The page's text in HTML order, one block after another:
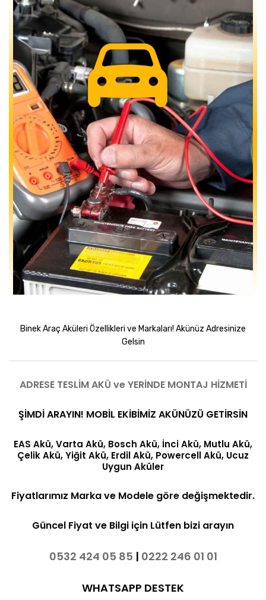
Binek Araç Aküleri Özellikleri ve Markaları! Akünüz Adresinize
Gelsin
ADRESE TESLİM AKÜ ve YERİNDE MONTAJ HİZMETİ
ŞİMDİ ARAYIN! MOBİL EKİBİMİZ AKÜNÜZÜ GETİRSİN
EAS Akü, Varta Akü, Bosch Akü, İnci Akü, Mutlu Akü,
Çelik Akü, Yiğit Akü, Erdil Akü, Powercell Akü, Ucuz
Uygun Aküler
Fiyatlarımız Marka ve Modele göre değişmektedir.
Güncel Fiyat ve Bilgi için Lütfen bizi arayın
0532 424 05 85 | 0222 246 01 01
WHATSAPP DESTEK